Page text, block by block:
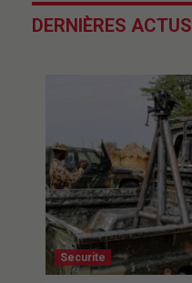
DERNIÈRES ACTUS
Securite